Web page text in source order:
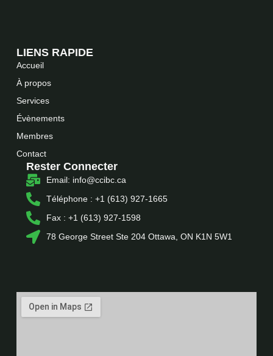
LIENS RAPIDE
Accueil
À propos
Services
Évènements
Membres
Contact
Rester Connecter
Email: info@ccibc.ca
Téléphone : +1 (613) 927-1665
Fax : +1 (613) 927-1598
78 George Street Ste 204 Ottawa, ON K1N 5W1